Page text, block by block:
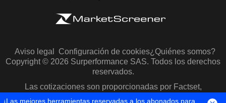
Aviso legal Configuración de cookies¿Quiénes somos?
Copyright © 2026 Surperformance SAS. Todos los derechos
reservados.
Las cotizaciones son proporcionadas por Factset,
Morningstar y S&P Capital IQ
¡Las mejores herramientas reservadas a los abonados para